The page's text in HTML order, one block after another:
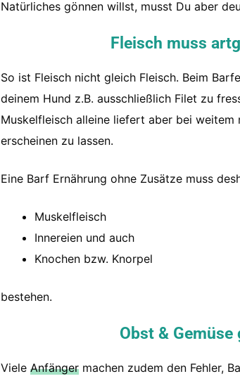
Natürliches gönnen willst, musst Du aber
Fleisch muss
So ist Fleisch nicht gleich Fleisch. Beim
deinem Hund z.B. ausschließlich Filet zu
Muskelfleisch alleine liefert aber bei
erscheinen zu lassen.
Eine Barf Ernährung ohne Zusätze muss
Muskelfleisch
Innereien und auch
Knochen bzw. Knorpel
bestehen.
Obst & Gemüse
Viele Anfänger machen zudem den Fehler,